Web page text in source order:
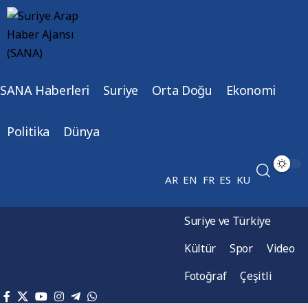
SANA Haberleri Suriye Orta Doğu Ekonomi
Politika Dünya
AR EN FR ES KU
Suriye ve Türkiye
Kültür
Spor
Video
Fotoğraf
Çeşitli